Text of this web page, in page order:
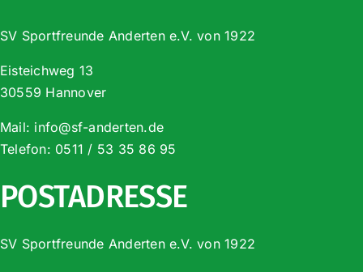
SV Sportfreunde Anderten e.V. von 1922
Eisteichweg 13
30559 Hannover
Mail: info@sf-anderten.de
Telefon: 0511 / 53 35 86 95
POSTADRESSE
SV Sportfreunde Anderten e.V. von 1922